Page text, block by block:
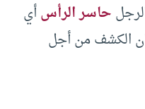
حاسر الرأسأي
الكشف من أجل